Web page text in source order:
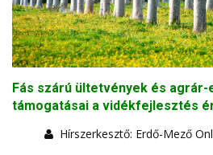
Fás szárú ültetvények és
támogatásai a vidékfejlesztés
Hírszerkesztő: Erdő-Mező